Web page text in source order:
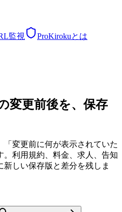
監視 ProKirokuとは
変更前後を、保存
変更前に何が表示されていた
利用規約、料金、求人、告知
しい保存版と差分を残しま